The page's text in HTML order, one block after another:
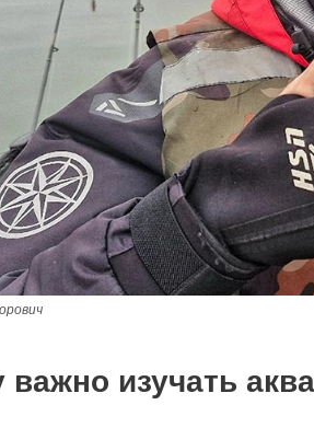
важно изучать